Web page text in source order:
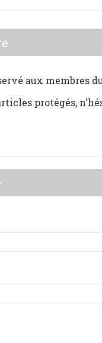
aux membres
protégés,